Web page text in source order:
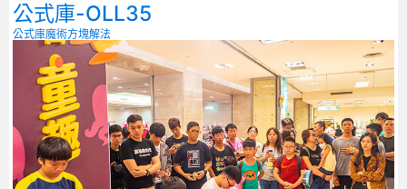
公式庫-OLL35
公式庫魔術方塊解法